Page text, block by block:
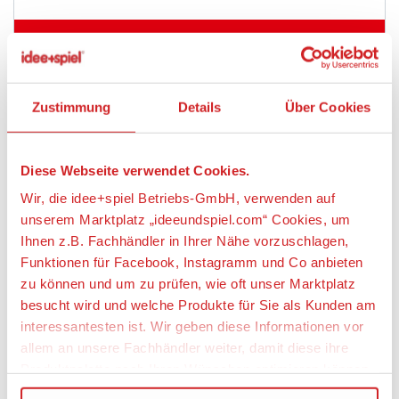
Zustimmung Details Über Cookies
Diese Webseite verwendet Cookies.
Wir, die idee+spiel Betriebs-GmbH, verwenden auf
unserem Marktplatz „ideeundspiel.com“ Cookies, um
Ihnen z.B. Fachhändler in Ihrer Nähe vorzuschlagen,
Funktionen für Facebook, Instagramm und Co anbieten
zu können und um zu prüfen, wie oft unser Marktplatz
besucht wird und welche Produkte für Sie als Kunden am
interessantesten ist. Wir geben diese Informationen vor
allem an unsere Fachhändler weiter, damit diese ihre
weitere Angebote anzeigen
Artikeldetails
Artikelbeschreibung:
Die schöne, pragmatische Werbewelt von WIKING
revitalisiert
Das ist gelungen – die WIKING-Werbewelt lebt
weiter! WIKING dreht das modellbauerische
Geschichtsrad seiner traditionsreichen
Modellchronologie zurück und lässt den MAN F7 als
Youngtimer-Debüt feiern. Er erinnert an die einst